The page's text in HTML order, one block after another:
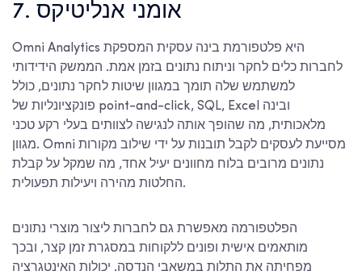
7. אומני אנליטיקס
Omni Analytics היא פלטפורמת בינה עסקית המספקת
לחברות כלים לחקר וניתוח נתונים בזמן אמת. הממשק הידידותי
למשתמש שלה תומך במגוון שיטות לחקר נתונים, כולל
פונקציונליות של point-and-click, SQL, Excel ובינה
מלאכותית, מה שהופך אותה לנגישה לצוותים בעלי רקע טכני
מגוון. Omni מסייעת לעסקים לקבל תובנות על ידי שילוב מקורות
נתונים מרובים בלוח מחוונים יעיל אחד, מה שמקל על קבלת
החלטות מהירה ויעילות תפעולית.
הפלטפורמה מאפשרת גם לחברות ליצור מוצרי נתונים
מותאמים אישית ופונים ללקוחות במסגרת זמן קצר, ובכך
מפחיתה את התלות במשאבי הנדסה. יכולות האינטגרציה